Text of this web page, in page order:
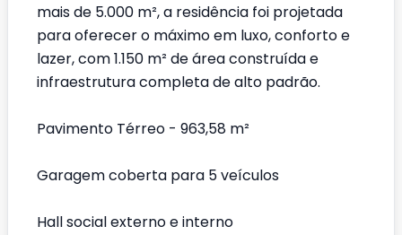
mais de 5.000 m², a residência foi projetada
para oferecer o máximo em luxo, conforto e
lazer, com 1.150 m² de área construída e
infraestrutura completa de alto padrão.
Pavimento Térreo - 963,58 m²
Garagem coberta para 5 veículos
Hall social externo e interno